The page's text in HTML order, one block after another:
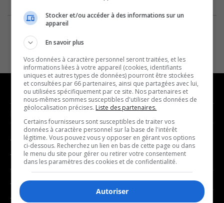
NOUVELLES
- Affaires municipales
- Communauté / Social
- Culture
- Économie
- Éducation
MUSIQUE
- Décompte franco
- Joué récemment
BALADOS
Stocker et/ou accéder à des informations sur un
appareil
En savoir plus
Vos données à caractère personnel seront traitées, et les
informations liées à votre appareil (cookies, identifiants
uniques et autres types de données) pourront être stockées
et consultées par 66 partenaires, ainsi que partagées avec lui,
ou utilisées spécifiquement par ce site. Nos partenaires et
nous-mêmes sommes susceptibles d'utiliser des données de
géolocalisation précises. Liste des partenaires.
Certains fournisseurs sont susceptibles de traiter vos
données à caractère personnel sur la base de l'intérêt
légitime. Vous pouvez vous y opposer en gérant vos options
ci-dessous. Recherchez un lien en bas de cette page ou dans
le menu du site pour gérer ou retirer votre consentement
dans les paramètres des cookies et de confidentialité.
Autoriser